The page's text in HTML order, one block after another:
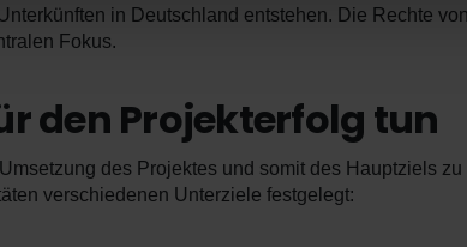
in Deutschland entstehen. Die Rechte
Fokus.
den Projekterfolg tun
des Projektes und somit des Hauptziels
verschiedenen Unterziele festgelegt: